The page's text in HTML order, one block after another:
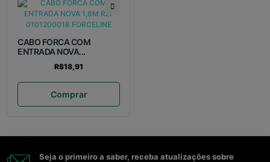
CABO FORCA COM
ENTRADA NOVA...
R$18,91
Comprar
Seja o primeiro a saber, receba atualizações sobre